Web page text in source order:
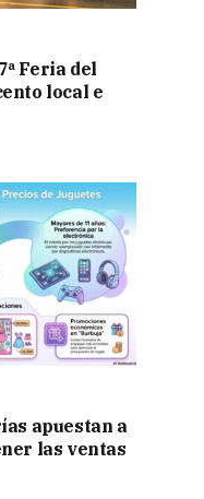
Feria del
local e
apuestan a
las ventas